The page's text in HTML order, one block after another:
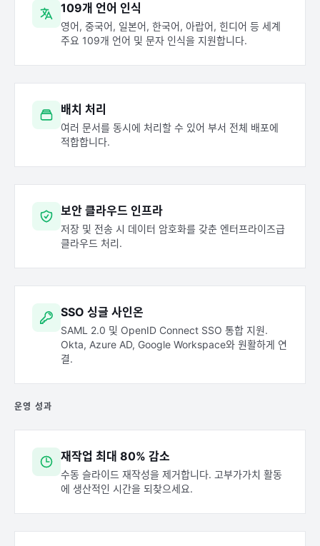
109개 언어 인식
영어, 중국어, 일본어, 한국어, 아랍어, 힌디어 등 세계
주요 109개 언어 및 문자 인식을 지원합니다.
배치 처리
여러 문서를 동시에 처리할 수 있어 부서 전체 배포에
적합합니다.
보안 클라우드 인프라
저장 및 전송 시 데이터 암호화를 갖춘 엔터프라이즈급
클라우드 처리.
SSO 싱글 사인온
SAML 2.0 및 OpenID Connect SSO 통합 지원.
Okta, Azure AD, Google Workspace와 원활하게 연
결.
운영 성과
재작업 최대 80% 감소
수동 슬라이드 재작성을 제거합니다. 고부가가치 활동
에 생산적인 시간을 되찾으세요.